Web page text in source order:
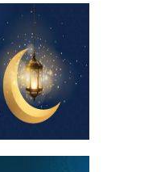
buluştuk
Olsun